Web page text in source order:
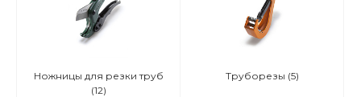
Ножницы для резки труб
(12)
Труборезы (5)